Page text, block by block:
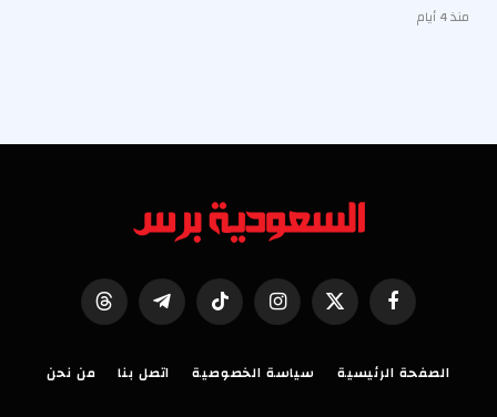
منذ 4 أيام
فيسبوكX
(Twitter)
الانستغرامتيكتوك تيلقرام Threads
الصفحة الرئيسية سياسة الخصوصية اتصل بنا من نحن